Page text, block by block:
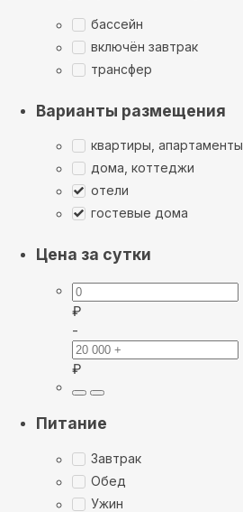
бассейн
включён завтрак
трансфер
Варианты размещения
квартиры, апартаменты
дома, коттеджи
отели
гостевые дома
Цена за сутки
₽
-
₽
Питание
Завтрак
Обед
Ужин